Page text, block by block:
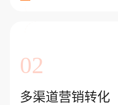
02
多渠道营销转化